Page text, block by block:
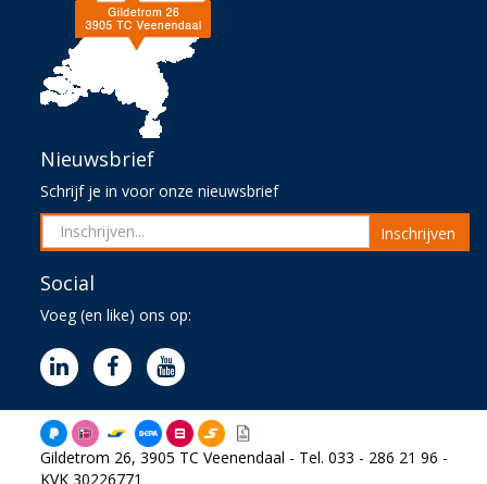
Nieuwsbrief
Schrijf je in voor onze nieuwsbrief
Inschrijven
Social
Voeg (en like) ons op:
Gildetrom 26, 3905 TC Veenendaal - Tel. 033 - 286 21 96 -
KVK 30226771